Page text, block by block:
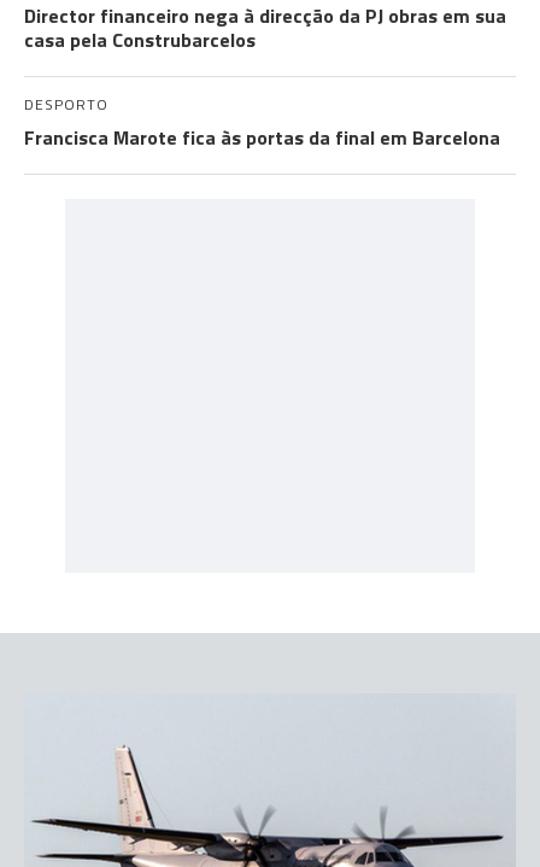
Director financeiro nega à direcção da PJ obras em sua
casa pela Construbarcelos
DESPORTO
Francisca Marote fica às portas da final em Barcelona